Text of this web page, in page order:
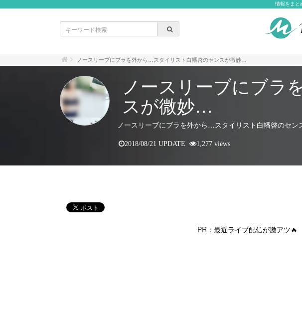
情報をまと
ノースリーブにブラを外から…スタイリスト白幡啓のセンスが微妙…
ノースリーブにブラ
スが微妙…
ノースリーブにブラを外から…スタイリスト白幡啓のセ
2018/08/21 UPDATE 1,277 views
PR： 最近ライブ配信が激アツ🔥